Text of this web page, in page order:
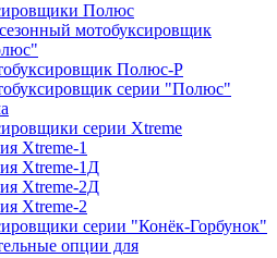
Полюс
мотобуксировщик
Полюс-Р
серии "Полюс"
серии Xtreme
Xtreme-1
Xtreme-1Д
Xtreme-2Д
Xtreme-2
серии "Конёк-Горбунок"
опции для